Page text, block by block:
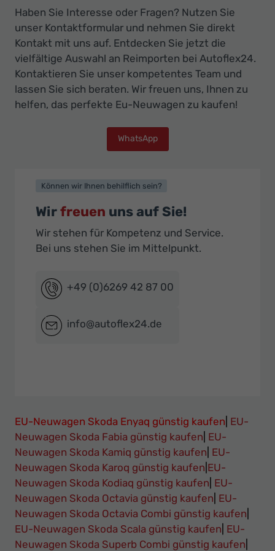
Haben Sie Interesse oder Fragen? Nutzen Sie
unser Kontaktformular und nehmen Sie direkt
Kontakt mit uns auf. Entdecken Sie jetzt die
vielfältige Auswahl an Reimporten bei Autoflex24.
Kontaktieren Sie unser kompetentes Team und
lassen Sie sich beraten. Wir freuen uns, Ihnen zu
helfen, das perfekte Eu-Neuwagen zu kaufen!
WhatsApp
Können wir Ihnen behilflich sein?
Wirfreuen uns auf Sie!
Wir stehen für Kompetenz und Service.
Bei uns stehen Sie im Mittelpunkt.
+49 (0)6269 42 87 00
info@autoflex24.de
EU-Neuwagen Skoda Enyaq günstig kaufen EU-
Neuwagen Skoda Fabia günstig kaufen EU-
Neuwagen Skoda Kamiq günstig kaufen EU-
Neuwagen Skoda Karoq günstig kaufen EU-
Neuwagen Skoda Kodiaq günstig kaufen EU-
Neuwagen Skoda Octavia günstig kaufen EU-
Neuwagen Skoda Octavia Combi günstig kaufen
EU-Neuwagen Skoda Scala günstig kaufen EU-
Neuwagen Skoda Superb Combi günstig kaufen